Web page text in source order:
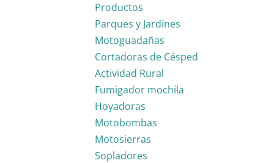
Productos
Parques y Jardines
Motoguadañas
Cortadoras de Césped
Actividad Rural
Fumigador mochila
Hoyadoras
Motobombas
Motosierras
Sopladores